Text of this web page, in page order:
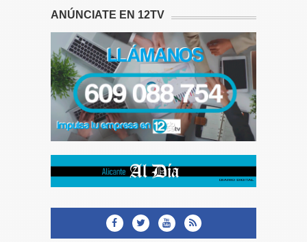
ANÚNCIATE EN 12TV